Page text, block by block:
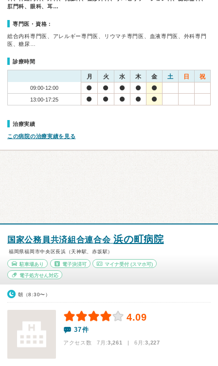
肛門科、眼科、耳…
専門医・資格：
総合内科専門医、アレルギー専門医、リウマチ専門医、血液専門医、外科専門
医、糖尿…
診療時間
月 火 水 木 金 土 日 祝
09:00-12:00
13:00-17:25
治療実績
この病院の治療実績を見る
国家公務員共済組合連合会浜の町病院
福岡県福岡市中央区長浜（天神駅、赤坂駅）
駐車場あり 電子決済可 マイナ受付 (スマホ可)
電子処方せん対応
朝（8:30〜）
4.09
37件
アクセス数 7月:3,261 | 6月:3,227